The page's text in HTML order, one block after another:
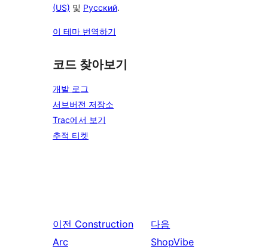
(US) 및 Русский.
이 테마 번역하기
코드 찾아보기
개발 로그
서브버전 저장소
Trac에서 보기
추적 티켓
이전 Construction
Arc
다음
ShopVibe